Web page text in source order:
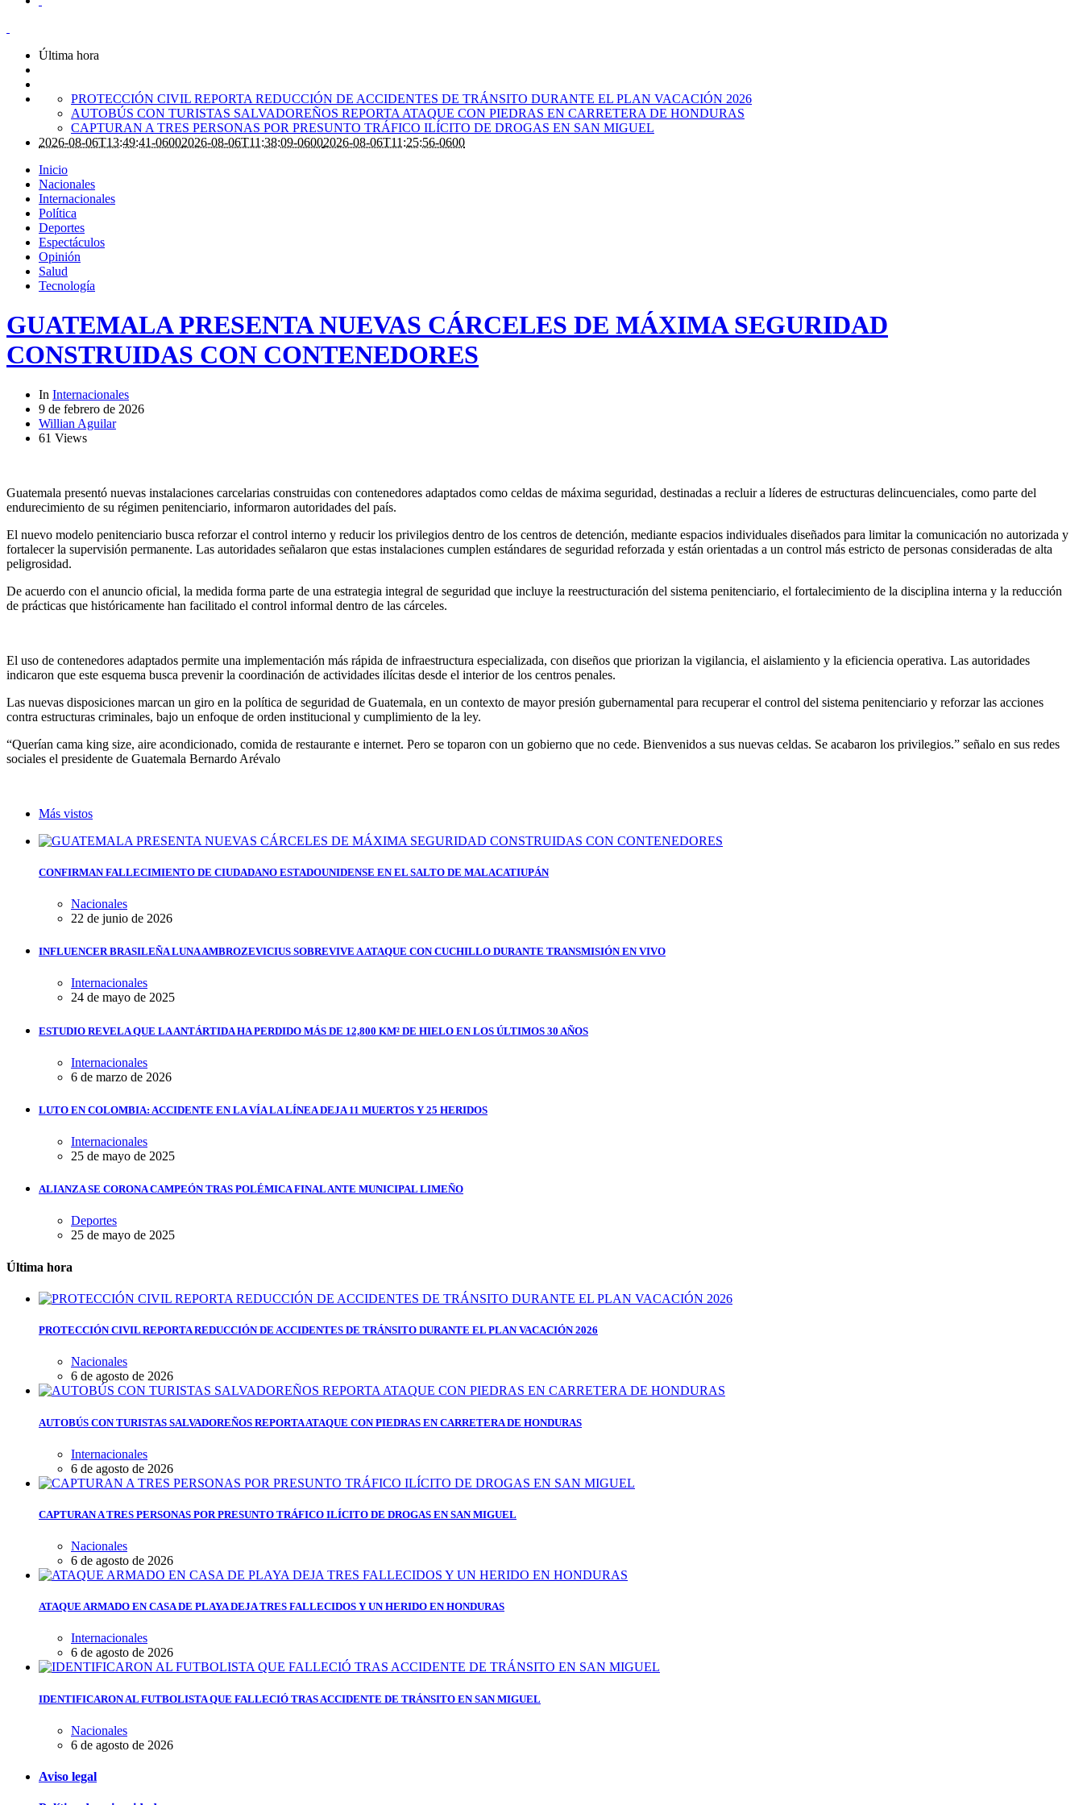
Última hora
PROTECCIÓN CIVIL REPORTA REDUCCIÓN DE ACCIDENTES DE TRÁNSITO DURANTE EL PLAN VACACIÓN 2026
AUTOBÚS CON TURISTAS SALVADOREÑOS REPORTA ATAQUE CON PIEDRAS EN CARRETERA DE HONDURAS
CAPTURAN A TRES PERSONAS POR PRESUNTO TRÁFICO ILÍCITO DE DROGAS EN SAN MIGUEL
2026-08-06T13:49:41-06002026-08-06T11:38:09-06002026-08-06T11:25:56-0600
Inicio
Nacionales
Internacionales
Política
Deportes
Espectáculos
Opinión
Salud
Tecnología
GUATEMALA PRESENTA NUEVAS CÁRCELES DE MÁXIMA SEGURIDAD
CONSTRUIDAS CON CONTENEDORES
In Internacionales
9 de febrero de 2026
Willian Aguilar
61 Views
Guatemala presentó nuevas instalaciones carcelarias construidas con contenedores adaptados como celdas de máxima seguridad, destinadas a recluir a líderes de estructuras delincuenciales, como parte del
endurecimiento de su régimen penitenciario, informaron autoridades del país.
El nuevo modelo penitenciario busca reforzar el control interno y reducir los privilegios dentro de los centros de detención, mediante espacios individuales diseñados para limitar la comunicación no autorizada y
fortalecer la supervisión permanente. Las autoridades señalaron que estas instalaciones cumplen estándares de seguridad reforzada y están orientadas a un control más estricto de personas consideradas de alta
peligrosidad.
De acuerdo con el anuncio oficial, la medida forma parte de una estrategia integral de seguridad que incluye la reestructuración del sistema penitenciario, el fortalecimiento de la disciplina interna y la reducción
de prácticas que históricamente han facilitado el control informal dentro de las cárceles.
El uso de contenedores adaptados permite una implementación más rápida de infraestructura especializada, con diseños que priorizan la vigilancia, el aislamiento y la eficiencia operativa. Las autoridades
indicaron que este esquema busca prevenir la coordinación de actividades ilícitas desde el interior de los centros penales.
Las nuevas disposiciones marcan un giro en la política de seguridad de Guatemala, en un contexto de mayor presión gubernamental para recuperar el control del sistema penitenciario y reforzar las acciones
contra estructuras criminales, bajo un enfoque de orden institucional y cumplimiento de la ley.
“Querían cama king size, aire acondicionado, comida de restaurante e internet. Pero se toparon con un gobierno que no cede. Bienvenidos a sus nuevas celdas. Se acabaron los privilegios.” señalo en sus redes
sociales el presidente de Guatemala Bernardo Arévalo
Más vistos
CONFIRMAN FALLECIMIENTO DE CIUDADANO ESTADOUNIDENSE EN EL SALTO DE MALACATIUPÁN
Nacionales
22 de junio de 2026
INFLUENCER BRASILEÑA LUNA AMBROZEVICIUS SOBREVIVE A ATAQUE CON CUCHILLO DURANTE TRANSMISIÓN EN VIVO
Internacionales
24 de mayo de 2025
ESTUDIO REVELA QUE LA ANTÁRTIDA HA PERDIDO MÁS DE 12,800 KM² DE HIELO EN LOS ÚLTIMOS 30 AÑOS
Internacionales
6 de marzo de 2026
LUTO EN COLOMBIA: ACCIDENTE EN LA VÍA LA LÍNEA DEJA 11 MUERTOS Y 25 HERIDOS
Internacionales
25 de mayo de 2025
ALIANZA SE CORONA CAMPEÓN TRAS POLÉMICA FINAL ANTE MUNICIPAL LIMEÑO
Deportes
25 de mayo de 2025
Última hora
PROTECCIÓN CIVIL REPORTA REDUCCIÓN DE ACCIDENTES DE TRÁNSITO DURANTE EL PLAN VACACIÓN 2026
Nacionales
6 de agosto de 2026
AUTOBÚS CON TURISTAS SALVADOREÑOS REPORTA ATAQUE CON PIEDRAS EN CARRETERA DE HONDURAS
Internacionales
6 de agosto de 2026
CAPTURAN A TRES PERSONAS POR PRESUNTO TRÁFICO ILÍCITO DE DROGAS EN SAN MIGUEL
Nacionales
6 de agosto de 2026
ATAQUE ARMADO EN CASA DE PLAYA DEJA TRES FALLECIDOS Y UN HERIDO EN HONDURAS
Internacionales
6 de agosto de 2026
IDENTIFICARON AL FUTBOLISTA QUE FALLECIÓ TRAS ACCIDENTE DE TRÁNSITO EN SAN MIGUEL
Nacionales
6 de agosto de 2026
Aviso legal